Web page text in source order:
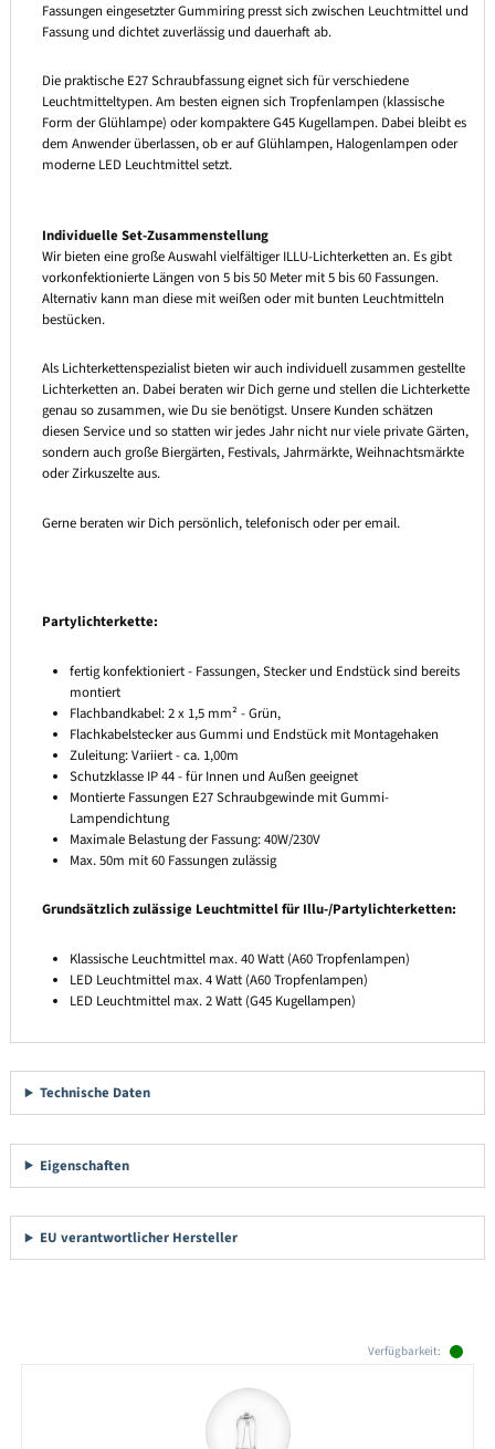
Fassungen eingesetzter Gummiring presst sich zwischen Leuchtmittel und
Fassung und dichtet zuverlässig und dauerhaft ab.
Die praktische E27 Schraubfassung eignet sich für verschiedene
Leuchtmitteltypen. Am besten eignen sich Tropfenlampen (klassische
Form der Glühlampe) oder kompaktere G45 Kugellampen. Dabei bleibt es
dem Anwender überlassen, ob er auf Glühlampen, Halogenlampen oder
moderne LED Leuchtmittel setzt.
Individuelle Set-Zusammenstellung
Wir bieten eine große Auswahl vielfältiger ILLU-Lichterketten an. Es gibt
vorkonfektionierte Längen von 5 bis 50 Meter mit 5 bis 60 Fassungen.
Alternativ kann man diese mit weißen oder mit bunten Leuchtmitteln
bestücken.
Als Lichterkettenspezialist bieten wir auch individuell zusammen gestellte
Lichterketten an. Dabei beraten wir Dich gerne und stellen die Lichterkette
genau so zusammen, wie Du sie benötigst. Unsere Kunden schätzen
diesen Service und so statten wir jedes Jahr nicht nur viele private Gärten,
sondern auch große Biergärten, Festivals, Jahrmärkte, Weihnachtsmärkte
oder Zirkuszelte aus.
Gerne beraten wir Dich persönlich, telefonisch oder per email.
Partylichterkette:
fertig konfektioniert - Fassungen, Stecker und Endstück sind bereits
montiert
Flachbandkabel: 2 x 1,5 mm² - Grün,
Flachkabelstecker aus Gummi und Endstück mit Montagehaken
Zuleitung: Variiert - ca. 1,00m
Schutzklasse IP 44 - für Innen und Außen geeignet
Montierte Fassungen E27 Schraubgewinde mit Gummi-
Lampendichtung
Maximale Belastung der Fassung: 40W/230V
Max. 50m mit 60 Fassungen zulässig
Grundsätzlich zulässige Leuchtmittel für Illu-/Partylichterketten:
Klassische Leuchtmittel max. 40 Watt (A60 Tropfenlampen)
LED Leuchtmittel max. 4 Watt (A60 Tropfenlampen)
LED Leuchtmittel max. 2 Watt (G45 Kugellampen)
Technische Daten
Eigenschaften
EU verantwortlicher Hersteller
Verfügbarkeit: